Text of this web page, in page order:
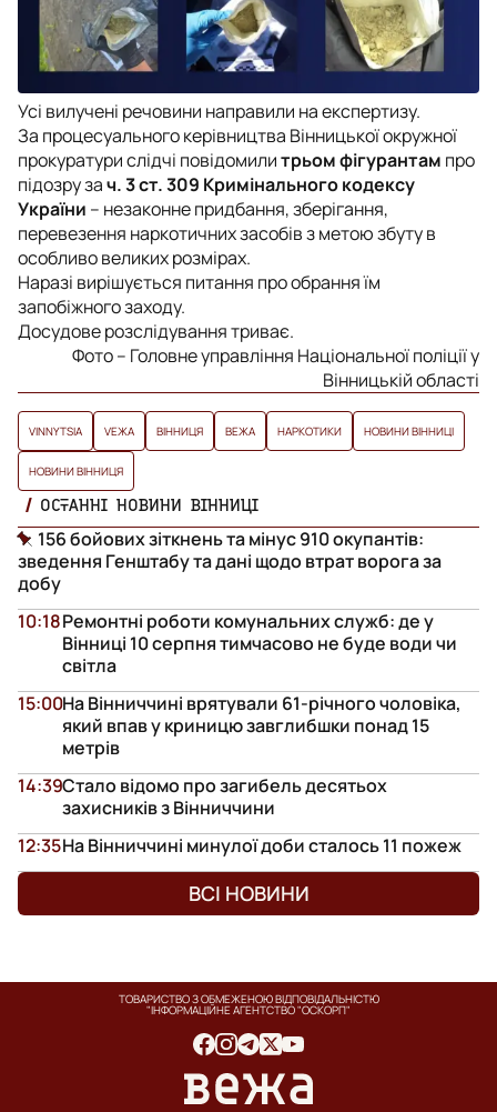
Усі вилучені речовини направили на експертизу.
За процесуального керівництва Вінницької окружної
прокуратури слідчі повідомилитрьом фігурантам про
підозру зач. 3 ст. 309 Кримінального кодексу
України – незаконне придбання, зберігання,
перевезення наркотичних засобів з метою збуту в
особливо великих розмірах.
Наразі вирішується питання про обрання їм
запобіжного заходу.
Досудове розслідування триває.
Фото – Головне управління Національної поліції у
Вінницькій області
VINNYTSIA VЕЖА ВІННИЦЯ ВЕЖА НАРКОТИКИ НОВИНИ ВІННИЦІ
НОВИНИ ВІННИЦЯ
ОСТАННІ НОВИНИ ВІННИЦІ
156 бойових зіткнень та мінус 910 окупантів:
зведення Генштабу та дані щодо втрат ворога за
добу
Ремонтні роботи комунальних служб: де у
Вінниці 10 серпня тимчасово не буде води чи
світла
10:18
На Вінниччині врятували 61-річного чоловіка,
який впав у криницю завглибшки понад 15
метрів
15:00
Стало відомо про загибель десятьох
захисників з Вінниччини
14:39
На Вінниччині минулої доби сталось 11 пожеж
12:35
ВСІ НОВИНИ
ТОВАРИСТВО З ОБМЕЖЕНОЮ ВІДПОВІДАЛЬНІСТЮ
"ІНФОРМАЦІЙНЕ АГЕНТСТВО "ОСКОРП"